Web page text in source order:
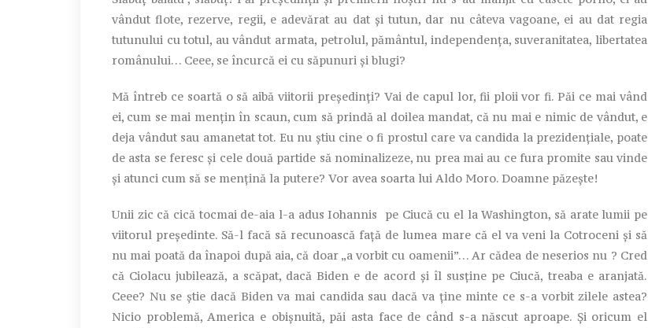
vândut flote, rezerve, regii, e adevărat au dat și tutun, dar nu câteva vagoane, ei au dat regia
tutunului cu totul, au vândut armata, petrolul, pământul, independența, suveranitatea, libertatea
românului… Ceee, se încurcă ei cu săpunuri și blugi?
Mă întreb ce soartă o să aibă viitorii președinți? Vai de capul lor, fii ploii vor fi. Păi ce mai vând
ei, cum se mai mențin în scaun, cum să prindă al doilea mandat, că nu mai e nimic de vândut, e
deja vândut sau amanetat tot. Eu nu știu cine o fi prostul care va candida la prezidențiale, poate
de asta se feresc și cele două partide să nominalizeze, nu prea mai au ce fura promite sau vinde
și atunci cum să se mențină la putere? Vor avea soarta lui Aldo Moro. Doamne păzește!
Unii zic că cică tocmai de-aia l-a adus Iohannis pe Ciucă cu el la Washington, să arate lumii pe
viitorul președinte. Să-l facă să recunoască față de lumea mare că el va veni la Cotroceni și să
nu mai poată da înapoi după aia, că doar „a vorbit cu oamenii”… Ar cădea de neserios nu ? Cred
că Ciolacu jubilează, a scăpat, dacă Biden e de acord și îl susține pe Ciucă, treaba e aranjată.
Ceee? Nu se știe dacă Biden va mai candida sau dacă va ține minte ce s-a vorbit zilele astea?
Nicio problemă, America e obișnuită, păi asta face de când s-a născut aproape. Și oricum el